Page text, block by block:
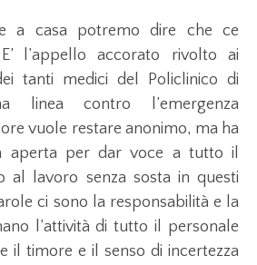
a casa potremo dire che ce
E’ l’appello accorato rivolto ai
tanti medici del Policlinico di
linea contro l’emergenza
vuole restare anonimo, ma ha
aperta per dar voce a tutto il
al lavoro senza sosta in questi
ci sono la responsabilità e la
l’attività di tutto il personale
il timore e il senso di incertezza